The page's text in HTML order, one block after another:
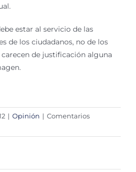
estar al servicio de las
de los ciudadanos, no de los
de justificación alguna
| Opinión | Comentarios